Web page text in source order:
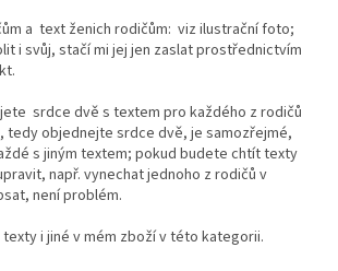
a text ženich rodičům: viz ilustrační foto;
i svůj, stačí mi jej jen zaslat prostřednictvím
srdce dvě s textem pro každého z rodičů
tedy objednejte srdce dvě, je samozřejmé,
s jiným textem; pokud budete chtít texty
např. vynechat jednoho z rodičů v
není problém.
texty i jiné v mém zboží v této kategorii.